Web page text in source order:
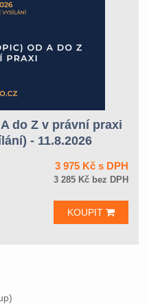
do Z v právní praxi
- 11.8.2026
3 975 Kč s DPH
3 285 Kč bez DPH
KOUPIT